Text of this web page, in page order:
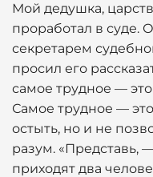
Мой дедушка,
проработал в суде.
секретарем
просил его
самое трудное — это
Самое трудное —
остыть, но и не
разум. «Представь,
приходят два